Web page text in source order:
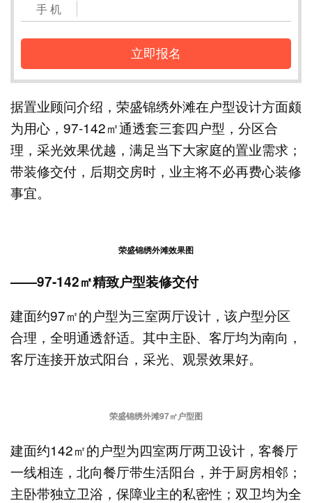
手 机
立即报名
据置业顾问介绍，荣盛锦绣外滩在户型设计方面颇
为用心，97-142㎡通透套三套四户型，分区合
理，采光效果优越，满足当下大家庭的置业需求；
带装修交付，后期交房时，业主将不必再费心装修
事宜。
荣盛锦绣外滩效果图
——97-142㎡精致户型装修交付
建面约97㎡的户型为三室两厅设计，该户型分区
合理，全明通透舒适。其中主卧、客厅均为南向，
客厅连接开放式阳台，采光、观景效果好。
荣盛锦绣外滩97㎡户型图
建面约142㎡的户型为四室两厅两卫设计，客餐厅
一线相连，北向餐厅带生活阳台，并于厨房相邻；
主卧带独立卫浴，保障业主的私密性；双卫均为全